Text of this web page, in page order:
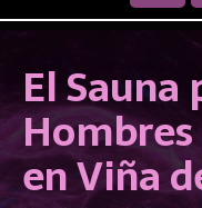
El Sauna
Hombres
en Viña